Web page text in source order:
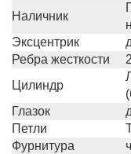
Наличник
Эксцентрик
Ребра жесткости
Цилиндр
Глазок
Петли
Фурнитура